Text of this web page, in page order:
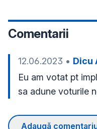
Comentarii
12.06.2023 • Dicu
Eu am votat pt
sa adune voturile
Adaugă